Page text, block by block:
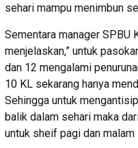
sehari mampu menimbun
Sementara manager SPBU
menjelaskan,” untuk
dan 12 mengalami
10 KL sekarang hanya
Sehingga untuk
balik dalam sehari maka
untuk sheif pagi dan malam